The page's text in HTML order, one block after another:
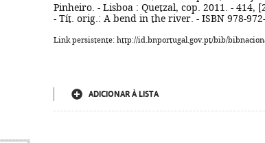
Pinheiro. - Lisboa : Quetzal, cop. 2011. - 414,
- Tít. orig.: A bend in the river. - ISBN 978-
Link persistente: http://id.bnportugal.gov.pt/bib/
ADICIONAR À LISTA